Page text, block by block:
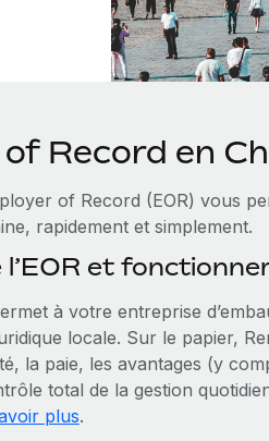
Record en
of Record (EOR) vous
rapidement et simplement.
l’EOR et
à votre entreprise
locale. Sur le papier,
la paie, les avantages (y
total de la gestion
plus.